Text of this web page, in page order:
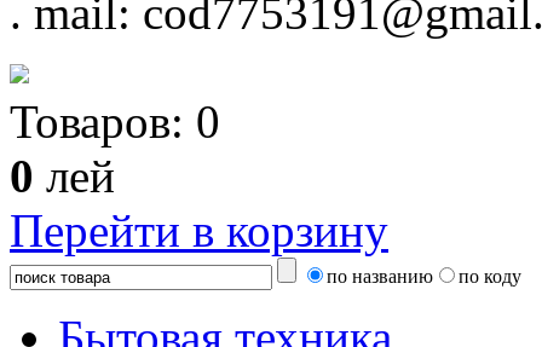
. mail:
Товаров: 0
0 лей
Перейти в корзину
по названию по коду
Бытовая техника